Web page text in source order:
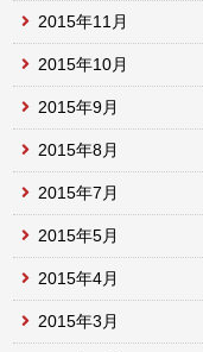
2015年11月
2015年10月
2015年9月
2015年8月
2015年7月
2015年5月
2015年4月
2015年3月